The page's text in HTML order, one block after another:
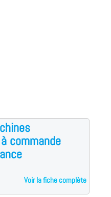
commande
Voir la fiche complète